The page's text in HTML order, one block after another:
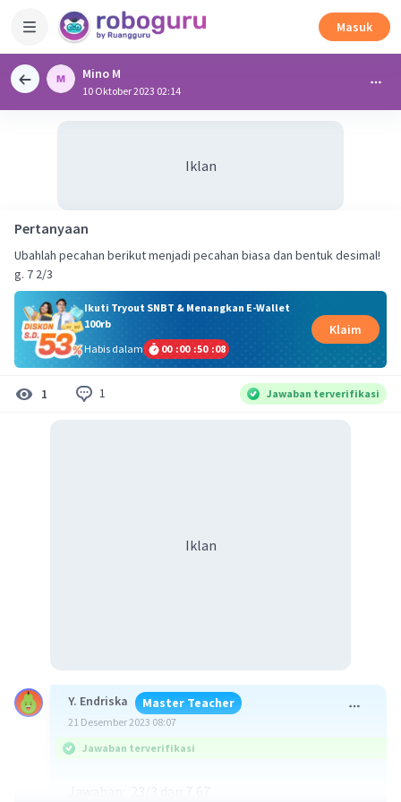
Masuk
Mino M
10 Oktober 2023 02:14
Iklan
Pertanyaan
Ubahlah pecahan berikut menjadi pecahan biasa dan bentuk desimal!
g. 7 2/3
Ikuti Tryout SNBT & Menangkan E-Wallet
100rb
Habis dalam
00 :00 :50 :08
Klaim
1 1 Jawaban terverifikasi
Iklan
Y. Endriska Master Teacher
21 Desember 2023 08:07
Jawaban terverifikasi